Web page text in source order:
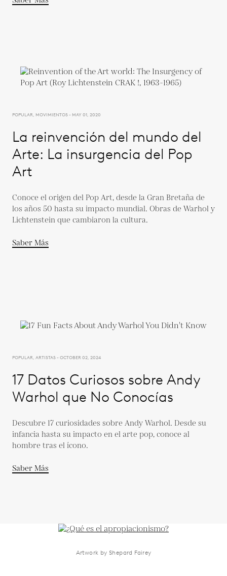
POPULAR, MOVIMIENTOS - MAY 01, 2020
La reinvención del mundo del
Arte: La insurgencia del Pop
Art
Conoce el origen del Pop Art, desde la Gran Bretaña de
los años 50 hasta su impacto mundial. Obras de Warhol y
Lichtenstein que cambiaron la cultura.
Saber Más
POPULAR, ARTISTAS - OCTOBER 02, 2024
17 Datos Curiosos sobre Andy
Warhol que No Conocías
Descubre 17 curiosidades sobre Andy Warhol. Desde su
infancia hasta su impacto en el arte pop, conoce al
hombre tras el ícono.
Saber Más
Artwork by Shepard Fairey